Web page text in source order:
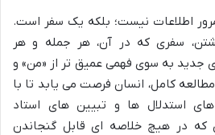
اطلاعات نیست؛ بلکه یک سفر است.
سفری که در آن، هر جمله و هر
ای جدید به سوی فهمی عمیق تر از «من» و
کامل، انسان فرصت می یابد تا با
استدلال ها و تبیین های استاد
که در هیچ خلاصه ای قابل گنجاندن